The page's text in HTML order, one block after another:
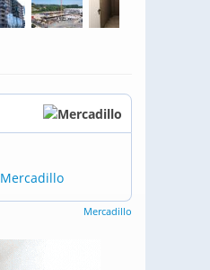
Mercadillo
Mercadillo